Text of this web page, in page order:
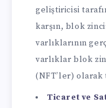
geliştiricisi
karşın, blok
varlıklarının
varlıklar blok
(NFT’ler)
Ticaret ve